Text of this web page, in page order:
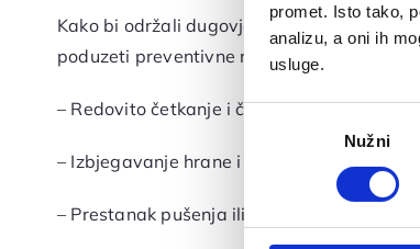
promet. Isto tako,
analizu, a oni ih
usluge.
Nužni
Kako bi održali dugovječnost i izgled
poduzeti preventivne mjere, kao što su:
– Redovito četkanje i čišćenje zubnim
– Izbjegavanje hrane i pića koji mogu
– Prestanak pušenja ili upotrebe duhana